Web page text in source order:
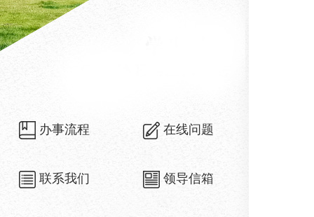
办事流程 在线问题
联系我们 领导信箱